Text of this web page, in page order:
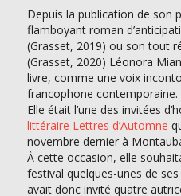
Depuis la publication de son
flamboyant roman
(Grasset, 2019) ou son tout
(Grasset, 2020) Léonora
livre, comme une voix
francophone contemporaine.
Elle était l’une des invitées
littéraire Lettres d’Automne
novembre dernier à
À cette occasion, elle
festival quelques-unes de
avait donc invité quatre